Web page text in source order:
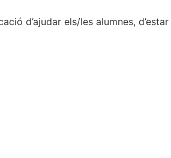
d’ajudar els/les alumnes,